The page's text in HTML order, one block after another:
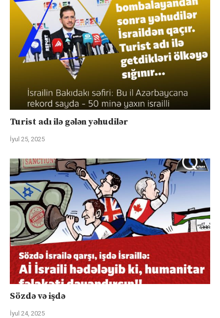
Turist adı ilə gələn yəhudilər
İyul 25, 2025
Sözdə və işdə
İyul 24, 2025